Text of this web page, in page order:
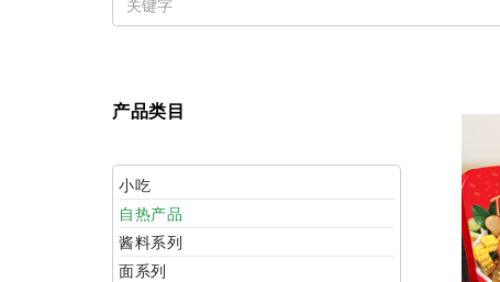
产品类目
小吃
自热产品
酱料系列
面系列